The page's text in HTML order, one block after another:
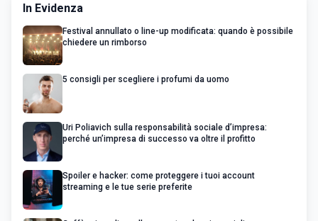
In Evidenza
Festival annullato o line-up modificata: quando è possibile
chiedere un rimborso
5 consigli per scegliere i profumi da uomo
Uri Poliavich sulla responsabilità sociale d’impresa:
perché un’impresa di successo va oltre il profitto
Spoiler e hacker: come proteggere i tuoi account
streaming e le tue serie preferite